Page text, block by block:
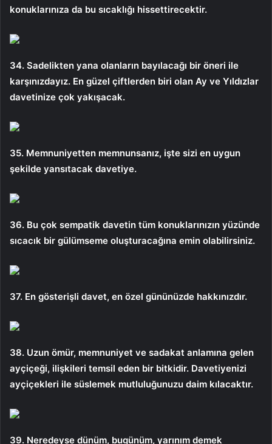
konuklarınıza da bu sıcaklığı hissettirecektir.
34. Sadelikten yana olanların bayılacağı bir öneri ile
karşınızdayız. En güzel çiftlerden biri olan Ay ve Yıldızlar
davetinize çok yakışacak.
35. Memnuniyetten memnunsanız, işte sizi en uygun
şekilde yansıtacak davetiye.
36. Bu çok sempatik davetin tüm konuklarınızın yüzünde
sıcacık bir gülümseme oluşturacağına emin olabilirsiniz.
37. En gösterişli davet, en özel gününüzde hakkınızdır.
38. Uzun ömür, memnuniyet ve sadakat anlamına gelen
ayçiçeği, ilişkileri temsil eden bir bitkidir. Davetiyenizi
ayçiçekleri ile süslemek mutluluğunuzu daim kılacaktır.
39. Neredeyse dünüm, bugünüm, yarınım demek